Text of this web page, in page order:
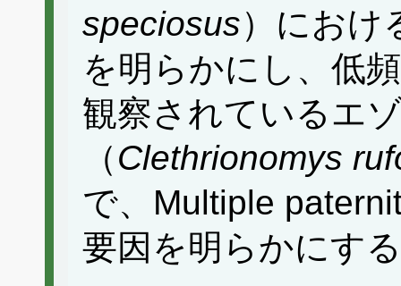
speciosus）におけ
を明らかにし、低
観察されているエ
（Clethrionomys
で、Multiple
要因を明らかにす